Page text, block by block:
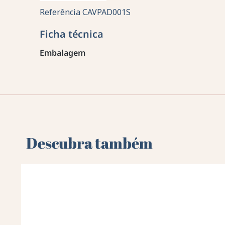
ReferênciaCAVPAD001S
Ficha técnica
Embalagem
Descubra também